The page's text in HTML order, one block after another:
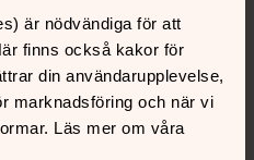
är nödvändiga för att
finns också kakor för
din användarupplevelse,
marknadsföring och när vi
Läs mer om våra